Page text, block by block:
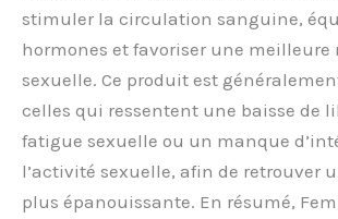
stimuler la circulation sanguine,
hormones et favoriser une meilleure
sexuelle. Ce produit est
celles qui ressentent une baisse de
fatigue sexuelle ou un manque
l’activité sexuelle, afin de retrouver
plus épanouissante. En résumé,